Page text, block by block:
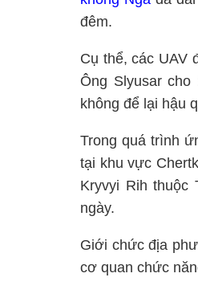
đêm.
Cụ thể, các UAV
Ông Slyusar
không để lại hậu
Trong quá trình
tại khu vực
Kryvyi Rih thuộc
ngày.
Giới chức địa
cơ quan chức